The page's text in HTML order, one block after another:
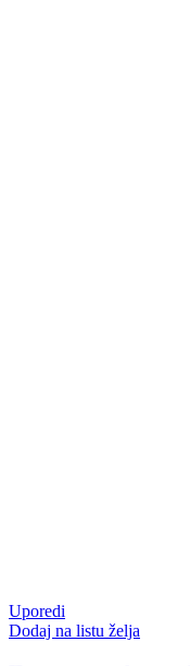
Uporedi
Dodaj na listu želja